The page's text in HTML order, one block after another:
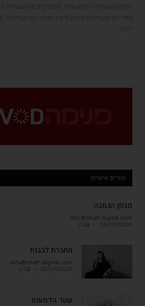
למה המשטרה והתקשורת משתיקים את עשרות
מידי יום ומעניקים למחבלים הסכמה שבשתיקה?
לסדר
טורים אישיים
מבחן הגמבה
info@chief-digital.com
מחברת לבבות
info@chief-digital.com
שער הדמעות